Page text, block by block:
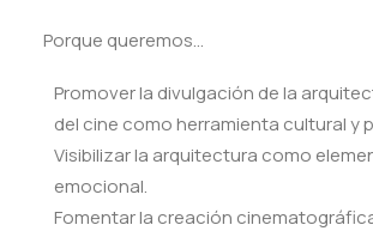
Porque queremos…
Promover la divulgación de la
del cine como herramienta cultural y
Visibilizar la arquitectura como
emocional.
Fomentar la creación